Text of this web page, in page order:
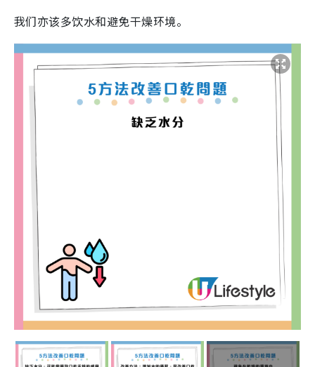
我们亦该多饮水和避免干燥环境。